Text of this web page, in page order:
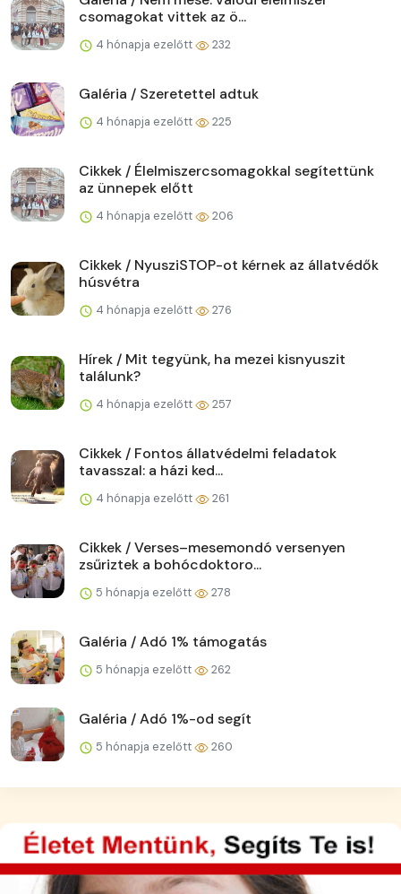
csomagokat vittek az ö...
4 hónapja ezelőtt 232
Galéria / Szeretettel adtuk
4 hónapja ezelőtt 225
Cikkek / Élelmiszercsomagokkal segítettünk
az ünnepek előtt
4 hónapja ezelőtt 206
Cikkek / NyusziSTOP-ot kérnek az állatvédők
húsvétra
4 hónapja ezelőtt 276
Hírek / Mit tegyünk, ha mezei kisnyuszit
találunk?
4 hónapja ezelőtt 257
Cikkek / Fontos állatvédelmi feladatok
tavasszal: a házi ked...
4 hónapja ezelőtt 261
Cikkek / Verses–mesemondó versenyen
zsűriztek a bohócdoktoro...
5 hónapja ezelőtt 278
Galéria / Adó 1% támogatás
5 hónapja ezelőtt 262
Galéria / Adó 1%-od segít
5 hónapja ezelőtt 260